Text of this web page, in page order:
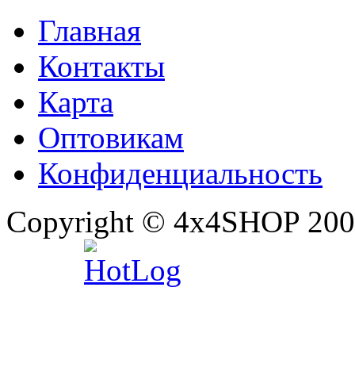
Главная
Контакты
Карта
Оптовикам
Конфиденциальность
Copyright © 4x4SHOP